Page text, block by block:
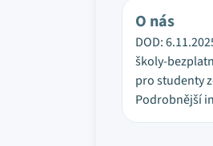
O nás
DOD:
školy-
pro studenty
Podrobnější